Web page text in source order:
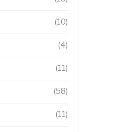
(10)
(4)
(11)
(58)
(11)